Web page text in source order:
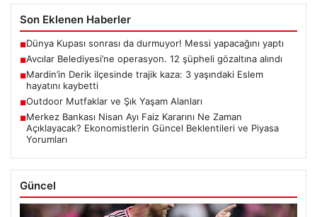
Son Eklenen Haberler
■Dünya Kupası sonrası da durmuyor! Messi yapacağını yaptı
■Avcılar Belediyesi’ne operasyon. 12 şüpheli gözaltına alındı
■Mardin’in Derik ilçesinde trajik kaza: 3 yaşındaki Eslem
hayatını kaybetti
■Outdoor Mutfaklar ve Şık Yaşam Alanları
■Merkez Bankası Nisan Ayı Faiz Kararını Ne Zaman
Açıklayacak? Ekonomistlerin Güncel Beklentileri ve Piyasa
Yorumları
Güncel